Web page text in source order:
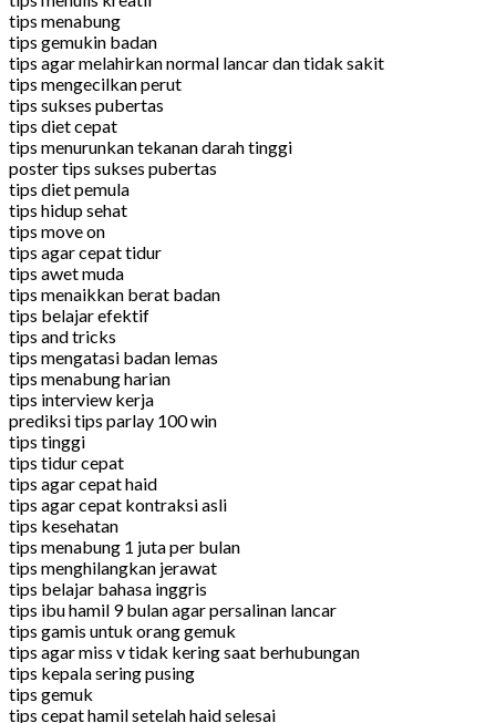
tips menabung
tips gemukin badan
tips agar melahirkan normal lancar dan tidak sakit
tips mengecilkan perut
tips sukses pubertas
tips diet cepat
tips menurunkan tekanan darah tinggi
poster tips sukses pubertas
tips diet pemula
tips hidup sehat
tips move on
tips agar cepat tidur
tips awet muda
tips menaikkan berat badan
tips belajar efektif
tips and tricks
tips mengatasi badan lemas
tips menabung harian
tips interview kerja
prediksi tips parlay 100 win
tips tinggi
tips tidur cepat
tips agar cepat haid
tips agar cepat kontraksi asli
tips kesehatan
tips menabung 1 juta per bulan
tips menghilangkan jerawat
tips belajar bahasa inggris
tips ibu hamil 9 bulan agar persalinan lancar
tips gamis untuk orang gemuk
tips agar miss v tidak kering saat berhubungan
tips kepala sering pusing
tips gemuk
tips cepat hamil setelah haid selesai